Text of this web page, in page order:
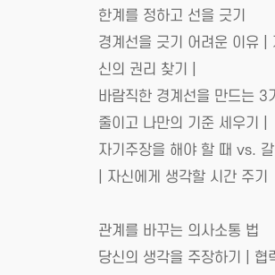
한계를 정하고 선을 긋기
경계선을 긋기 어려운 이유 |
신의 권리 찾기 |
바람직한 경계선을 만드는 3
줄이고 나만의 기준 세우기 |
자기주장을 해야 할 때 vs.
| 자신에게 생각할 시간 주기
관계를 바꾸는 의사소통 법
당신의 생각을 주장하기 | 협